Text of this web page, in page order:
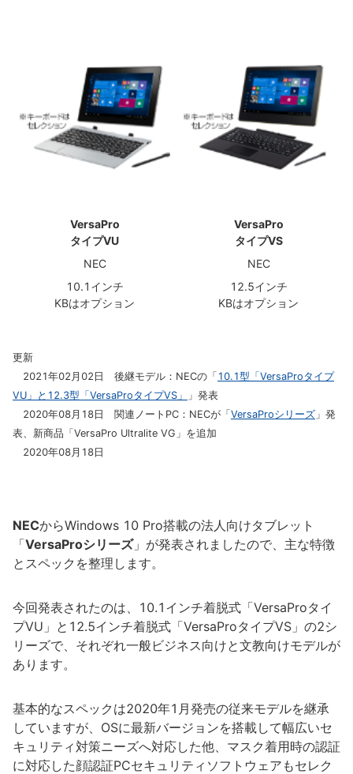
VersaPro
タイプVU
NEC
10.1インチ
KBはオプション
VersaPro
タイプVS
NEC
12.5インチ
KBはオプション
更新
2021年02月02日 後継モデル：NECの「 10.1型「VersaProタイプ
VU」と12.3型「VersaProタイプVS」
」発表
2020年08月18日 関連ノートPC：NECが「 VersaProシリーズ 」発
表、新商品「VersaPro Ultralite VG」を追加
2020年08月18日
NECからWindows 10 Pro搭載の法人向けタブレット
「VersaProシリーズ」が発表されましたので、主な特徴
とスペックを整理します。
今回発表されたのは、10.1インチ着脱式「VersaProタイ
プVU」と12.5インチ着脱式「VersaProタイプVS」の2シ
リーズで、それぞれ一般ビジネス向けと文教向けモデルが
あります。
基本的なスペックは2020年1月発売の従来モデルを継承
していますが、OSに最新バージョンを搭載して幅広いセ
キュリティ対策ニーズへ対応した他、マスク着用時の認証
に対応した顔認証PCセキュリティソフトウェアもセレク